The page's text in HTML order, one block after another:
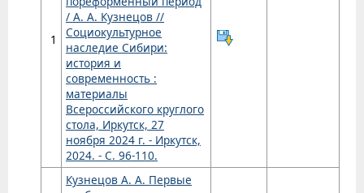
1
/ А. А. Кузнецов //
Социокультурное
наследие Сибири:
история и
современность :
материалы
Всероссийского круглого
стола, Иркутск, 27
ноября 2024 г. - Иркутск,
2024. - С. 96-110.
Кузнецов А. А. Первые